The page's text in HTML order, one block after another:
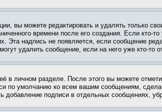
вы можете редактировать и удалять только
времени после его создания. Если
Эта надпись не появляется, если сообщение
удалить сообщение, если на него уже кто-то
в личном разделе. После этого вы можете
по умолчанию ко всем вашим сообщениям,
добавление подписи в отдельных сообщениях,